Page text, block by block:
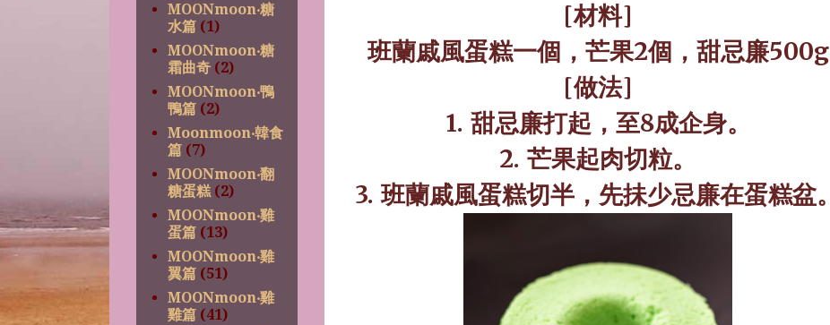
[材料]
班蘭戚風蛋糕一個，芒果2個，甜忌廉500g
[做法]
1. 甜忌廉打起，至8成企身。
2. 芒果起肉切粒。
3. 班蘭戚風蛋糕切半，先抺少忌廉在蛋糕盆。
MOONmoon‧糖
水篇 (1)
MOONmoon‧糖
霜曲奇 (2)
MOONmoon‧鴨
鴨篇 (2)
Moonmoon‧韓食
篇 (7)
MOONmoon‧翻
糖蛋糕 (2)
MOONmoon‧雞
蛋篇 (13)
MOONmoon‧雞
翼篇 (51)
MOONmoon‧雞
雞篇 (41)